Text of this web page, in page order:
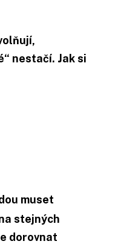
nestačí. Jak si
muset
stejných
dorovnat